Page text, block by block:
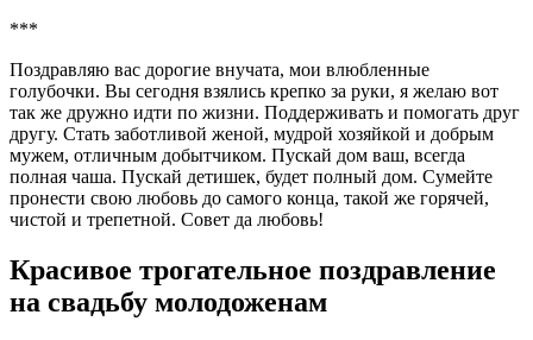
***
Поздравляю вас дорогие внучата, мои влюбленные
голубочки. Вы сегодня взялись крепко за руки, я желаю вот
так же дружно идти по жизни. Поддерживать и помогать друг
другу. Стать заботливой женой, мудрой хозяйкой и добрым
мужем, отличным добытчиком. Пускай дом ваш, всегда
полная чаша. Пускай детишек, будет полный дом. Сумейте
пронести свою любовь до самого конца, такой же горячей,
чистой и трепетной. Совет да любовь!
Красивое трогательное поздравление
на свадьбу молодоженам